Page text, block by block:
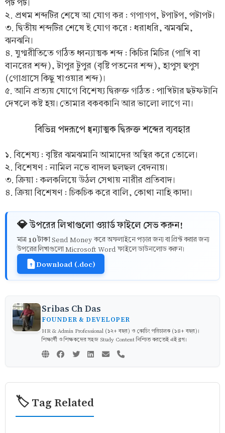
পট পট।
২. প্রথম শব্দটির শেষে আ যোগ কর : গপাগপ, টপাটপ, পটাপট।
৩. দ্বিতীয় শব্দটির শেষে ই যোগ করে : ধরাধরি, ঝমঝমি,
ঝনঝনি।
৪. যুগ্মরীতিতে গঠিত ধ্বন্যাত্মক শব্দ : কিচির মিচির (পাখি বা
বানরের শব্দ), টাপুর টুপুর (বৃষ্টি পতনের শব্দ), হাপুস হুপুস
(গোগ্রাসে কিছু খাওয়ার শব্দ)।
৫. আনি প্রত্যয় যোগে বিশেষ্য দ্বিরুক্ত গঠিত : পাখিটার ছটফটানি
দেখলে কষ্ট হয়। তোমার বকবকানি আর ভালো লাগে না।
বিভিন্ন পদরূপে ধ্বন্যাত্মক দ্বিরুক্ত শব্দের ব্যবহার
১. বিশেষ্য : বৃষ্টির ঝমঝমানি আমাদের অস্থির করে তোলে।
২. বিশেষণ : নামিল নভে বাদল ছলছল বেদনায়।
৩. ক্রিয়া : কলকলিয়ে উঠল সেথায় নারীর প্রতিবাদ।
৪. ক্রিয়া বিশেষণ : চিকচিক করে বালি, কোথা নাহি কাদা।
💎 উপরের লিখাগুলো ওয়ার্ড ফাইলে সেভ করুন!
মাত্র 10 টাকাSend Money করে অফলাইনে পড়ার জন্য বা প্রিন্ট করার জন্য
উপরের লিখাগুলো Microsoft Word ফাইলে ডাউনলোড করুন।
Download (.doc)
Sribas Ch Das
FOUNDER & DEVELOPER
HR & Admin Professional (১২+ বছর) ও কোচিং পরিচালক (১৪+ বছর)।
শিক্ষার্থী ও শিক্ষকদের সহজ Study Content নিশ্চিত করতেই এই ব্লগ।
🏷️ Tag Related